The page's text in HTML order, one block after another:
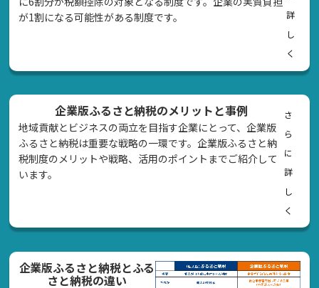
が1割になる可能性がある制度です。
詳
し
く
企業版ふるさと納税のメリットと事例
地域貢献とビジネスの両立を目指す企業にとって、企業版
ふるさと納税は重要な戦略の一環です。企業版ふるさと納
税制度のメリットや戦略、活用のポイントまでご紹介して
います。
さ
ら
に
詳
し
く
企業版ふるさと納税とふる
さと納税の違い